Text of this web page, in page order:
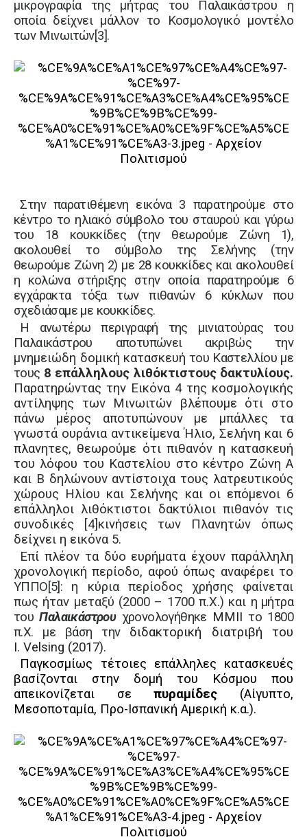
μικρογραφία της μήτρας του Παλαικάστρου η
οποία δείχνει μάλλον το Κοσμολογικό μοντέλο
των Μινωιτών[3].
Στην παρατιθέμενη εικόνα 3 παρατηρούμε στο
κέντρο το ηλιακό σύμβολο του σταυρού και γύρω
του 18 κουκκίδες (την θεωρούμε Ζώνη 1),
ακολουθεί το σύμβολο της Σελήνης (την
θεωρούμε Ζώνη 2) με 28 κουκκίδες και ακολουθεί
η κολώνα στήριξης στην οποία παρατηρούμε 6
εγχάρακτα τόξα των πιθανών 6 κύκλων που
σχεδιάσαμε με κουκκίδες.
Η ανωτέρω περιγραφή της μινιατούρας του
Παλαικάστρου αποτυπώνει ακριβώς την
μνημειώδη δομική κατασκευή του Καστελλίου με
τους 8 επάλληλους λιθόκτιστους δακτυλίους.
Παρατηρώντας την Εικόνα 4 της κοσμολογικής
αντίληψης των Μινωιτών βλέπουμε ότι στο
πάνω μέρος αποτυπώνουν με μπάλλες τα
γνωστά ουράνια αντικείμενα Ήλιο, Σελήνη και 6
πλανητες, θεωρούμε ότι πιθανόν η κατασκευή
του λόφου του Καστελίου στο κέντρο Ζώνη Α
και Β δηλώνουν αντίστοιχα τους λατρευτικούς
χώρους Ηλίου και Σελήνης και οι επόμενοι 6
επάλληλοι λιθόκτιστοι δακτύλιοι πιθανόν τις
συνοδικές
[4]κινήσεις των Πλανητών όπως
δείχνει η εικόνα 5.
Επί πλέον τα δύο ευρήματα έχουν παράλληλη
χρονολογική περίοδο, αφού όπως αναφέρει το
ΥΠΠΟ[5]: η κύρια περίοδος χρήσης φαίνεται
πως ήταν μεταξύ (2000 – 1700 π.Χ.) και η μήτρα
τουΠαλαικάστρου χρονολογήθηκε ΜΜΙΙ το 1800
π.Χ. με βάση την διδακτορική διατριβή του
Ι. Velsing (2017).
Παγκοσμίως τέτοιες επάλληλες κατασκευές
βασίζονται στην δομή του Κόσμου που
απεικονίζεται σεπυραμίδες (Αίγυπτο,
Μεσοποταμία, Προ-Ισπανική Αμερική κ.α.).